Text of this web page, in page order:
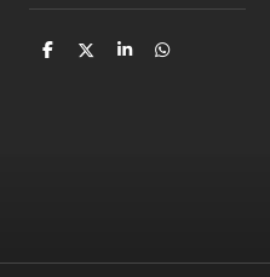
D
D
S
D